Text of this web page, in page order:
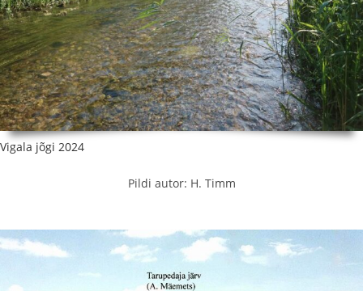
Vigala jõgi 2024
Pildi autor: H. Timm